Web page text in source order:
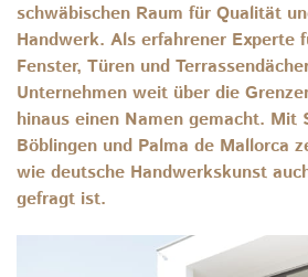
schwäbischen Raum für Qualität
Handwerk. Als erfahrener Experte
Fenster, Türen und
Unternehmen weit über die
hinaus einen Namen gemacht. Mit
Böblingen und Palma de Mallorca
wie deutsche Handwerkskunst
gefragt ist.